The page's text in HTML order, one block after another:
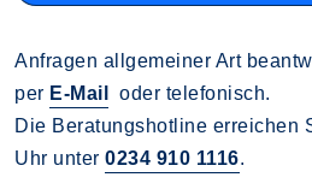
Anfragen allgemeiner Art
per E-Mail
oder telefonisch.
Die Beratungshotline erreichen
Uhr unter 0234 910 1116.